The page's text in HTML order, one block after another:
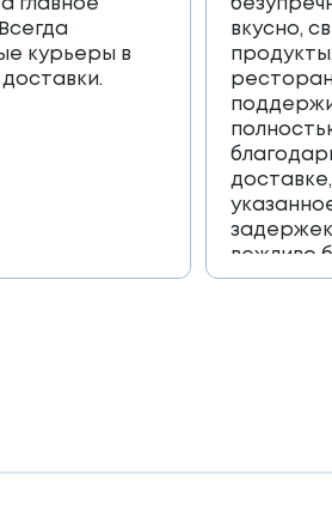
главное
курьеры в
вкусно,
вежливо